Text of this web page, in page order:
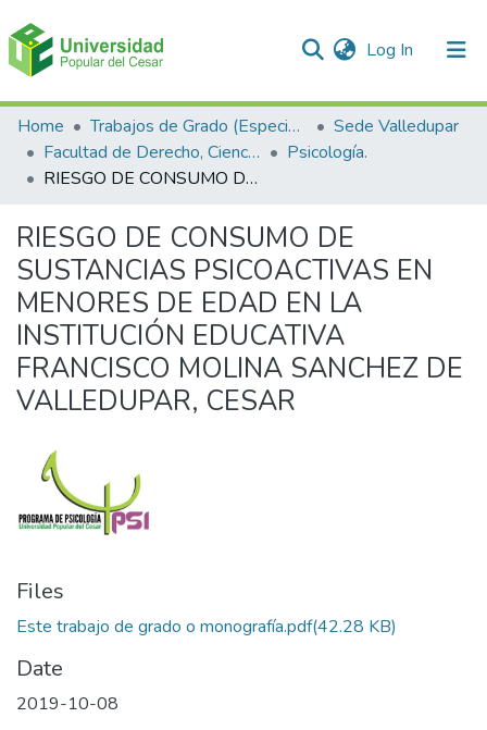
Log In (current)
Communities & Collections
All of DSpace
Home Trabajos de Grado (Especializaciones y Pregrados)
Sede Valledupar
Facultad de Derecho, Ciencias Políticas y Sociales.
Psicología.
RIESGO DE CONSUMO DE SUSTANCIAS PSICOACTIVAS EN MENORES DE EDAD EN LA INSTITUCIÓN EDUCATIVA FRANCISCO MOLINA SANCHEZ DE VALLEDUPAR, CESAR
RIESGO DE CONSUMO DE
SUSTANCIAS PSICOACTIVAS EN
MENORES DE EDAD EN LA
INSTITUCIÓN EDUCATIVA
FRANCISCO MOLINA SANCHEZ DE
VALLEDUPAR, CESAR
Files
Este trabajo de grado o monografía.pdf(42.28 KB)
Date
2019-10-08